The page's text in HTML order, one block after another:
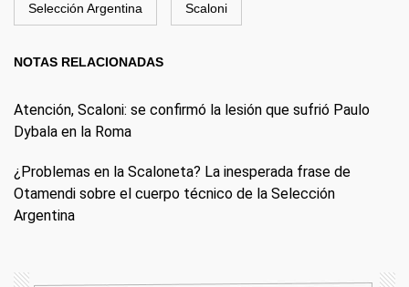
Selección Argentina Scaloni
NOTAS RELACIONADAS
Atención, Scaloni: se confirmó la lesión que sufrió Paulo
Dybala en la Roma
¿Problemas en la Scaloneta? La inesperada frase de
Otamendi sobre el cuerpo técnico de la Selección
Argentina